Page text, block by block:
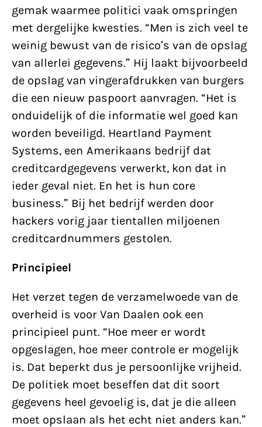
gemak waarmee politici vaak omspringen
met dergelijke kwesties. “Men is zich veel te
weinig bewust van de risico’s van de opslag
van allerlei gegevens.” Hij laakt bijvoorbeeld
de opslag van vingerafdrukken van burgers
die een nieuw paspoort aanvragen. “Het is
onduidelijk of die informatie wel goed kan
worden beveiligd. Heartland Payment
Systems, een Amerikaans bedrijf dat
creditcardgegevens verwerkt, kon dat in
ieder geval niet. En het is hun core
business.” Bij het bedrijf werden door
hackers vorig jaar tientallen miljoenen
creditcardnummers gestolen.
Principieel
Het verzet tegen de verzamelwoede van de
overheid is voor Van Daalen ook een
principieel punt. “Hoe meer er wordt
opgeslagen, hoe meer controle er mogelijk
is. Dat beperkt dus je persoonlijke vrijheid.
De politiek moet beseffen dat dit soort
gegevens heel gevoelig is, dat je die alleen
moet opslaan als het echt niet anders kan.”